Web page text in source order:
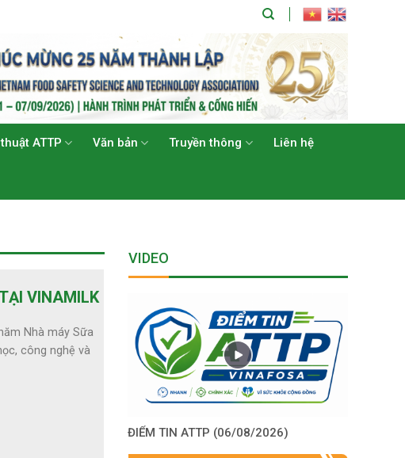
ATTP Văn bản Truyền thông Liên hệ
VINAMILK
Nhà máy Sữa
công nghệ và
VIDEO
ĐIỂM TIN ATTP (06/08/2026)